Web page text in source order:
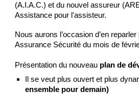
(A.I.A.C.) et du nouvel assureur
Assistance pour l'assisteur.
Nous aurons l’occasion d’en
Assurance Sécurité du mois de
Présentation du nouveau plan de
Il se veut plus ouvert et plus
ensemble pour demain)